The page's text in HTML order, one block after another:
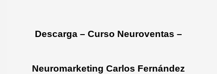
e
Descarga – Curso Neuroventas –
Neuromarketing Carlos Fernández